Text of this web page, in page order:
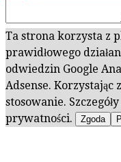
Ta strona korzysta z
prawidłowego
odwiedzin Google
Adsense. Korzystając
stosowanie.
prywatności.
Zgoda